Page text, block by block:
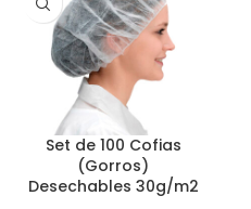
Set de 100 Cofias
(Gorros)
Desechables 30g/m2